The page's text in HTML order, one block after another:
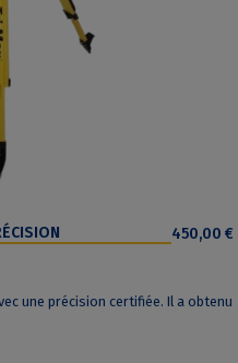
450,00 €
une précision certifiée. Il a obtenu